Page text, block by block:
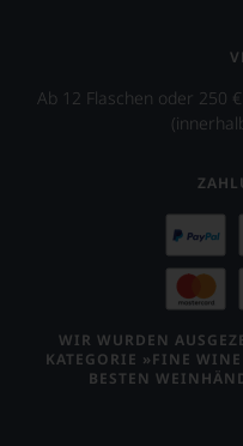
Ab 12 Flaschen oder 250
WIR WURDEN
KATEGORIE »FINE
BESTEN